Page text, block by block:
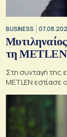
BUSINESS
τη METLEN
Στη συνταγή της
METLEN εστίασε